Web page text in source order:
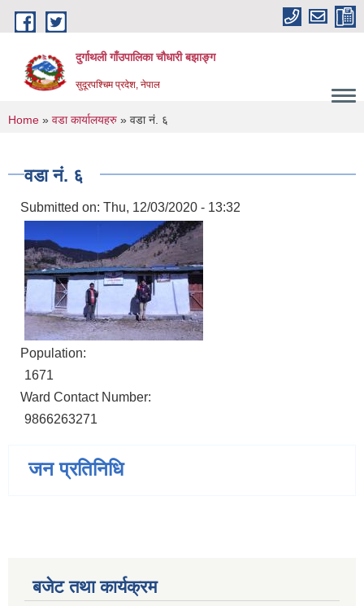
Skip to main content
दुर्गाथली गाँउपालिका चौधारी बझाङ्ग
सुदूरपश्चिम प्रदेश, नेपाल
You are here
Home » वडा कार्यालयहरु » वडा नं. ६
वडा नं. ६
Submitted on: Thu, 12/03/2020 - 13:32
Population:
1671
Ward Contact Number:
9866263271
जन प्रतिनिधि
बजेट तथा कार्यक्रम